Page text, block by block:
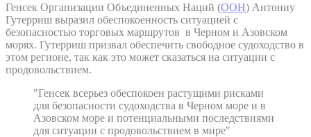
Генсек Организации Объединенных Наций (ООН) Антониу
Гутерриш выразил обеспокоенность ситуацией с
безопасностью торговых маршрутов в Черном и Азовском
морях. Гутерриш призвал обеспечить свободное судоходство в
этом регионе, так как это может сказаться на ситуации с
продовольствием.
"Генсек всерьез обеспокоен растущими рисками
для безопасности судоходства в Черном море и в
Азовском море и потенциальными последствиями
для ситуации с продовольствием в мире"